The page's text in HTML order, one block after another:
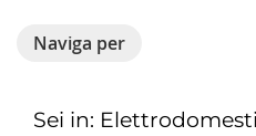
Sei in:
Naviga per